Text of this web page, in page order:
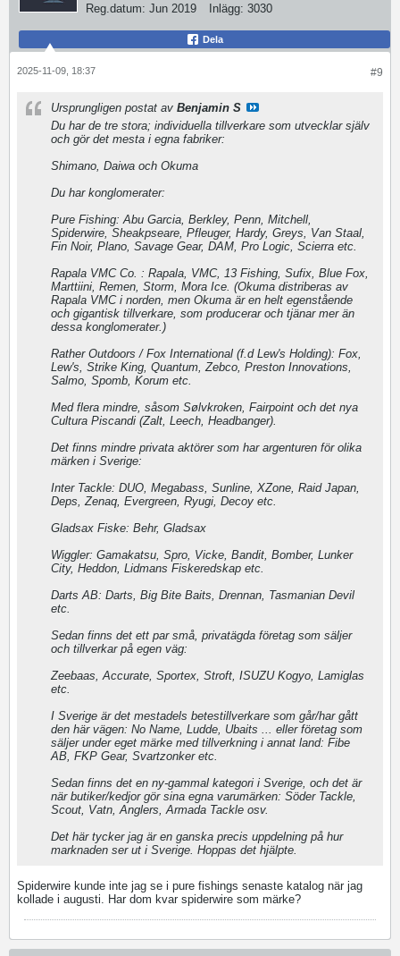
Reg.datum: Jun 2019 Inlägg: 3030
Dela
#9
2025-11-09, 18:37
Ursprungligen postat av Benjamin S
Du har de tre stora; individuella tillverkare som utvecklar själv
och gör det mesta i egna fabriker:
Shimano, Daiwa och Okuma
Du har konglomerater:
Pure Fishing: Abu Garcia, Berkley, Penn, Mitchell,
Spiderwire, Sheakpseare, Pfleuger, Hardy, Greys, Van Staal,
Fin Noir, Plano, Savage Gear, DAM, Pro Logic, Scierra etc.
Rapala VMC Co. : Rapala, VMC, 13 Fishing, Sufix, Blue Fox,
Marttiini, Remen, Storm, Mora Ice. (Okuma distriberas av
Rapala VMC i norden, men Okuma är en helt egenstående
och gigantisk tillverkare, som producerar och tjänar mer än
dessa konglomerater.)
Rather Outdoors / Fox International (f.d Lew's Holding): Fox,
Lew's, Strike King, Quantum, Zebco, Preston Innovations,
Salmo, Spomb, Korum etc.
Med flera mindre, såsom Sølvkroken, Fairpoint och det nya
Cultura Piscandi (Zalt, Leech, Headbanger).
Det finns mindre privata aktörer som har argenturen för olika
märken i Sverige:
Inter Tackle: DUO, Megabass, Sunline, XZone, Raid Japan,
Deps, Zenaq, Evergreen, Ryugi, Decoy etc.
Gladsax Fiske: Behr, Gladsax
Wiggler: Gamakatsu, Spro, Vicke, Bandit, Bomber, Lunker
City, Heddon, Lidmans Fiskeredskap etc.
Darts AB: Darts, Big Bite Baits, Drennan, Tasmanian Devil
etc.
Sedan finns det ett par små, privatägda företag som säljer
och tillverkar på egen väg:
Zeebaas, Accurate, Sportex, Stroft, ISUZU Kogyo, Lamiglas
etc.
I Sverige är det mestadels betestillverkare som går/har gått
den här vägen: No Name, Ludde, Ubaits ... eller företag som
säljer under eget märke med tillverkning i annat land: Fibe
AB, FKP Gear, Svartzonker etc.
Sedan finns det en ny-gammal kategori i Sverige, och det är
när butiker/kedjor gör sina egna varumärken: Söder Tackle,
Scout, Vatn, Anglers, Armada Tackle osv.
Det här tycker jag är en ganska precis uppdelning på hur
marknaden ser ut i Sverige. Hoppas det hjälpte.
Spiderwire kunde inte jag se i pure fishings senaste katalog när jag
kollade i augusti. Har dom kvar spiderwire som märke?